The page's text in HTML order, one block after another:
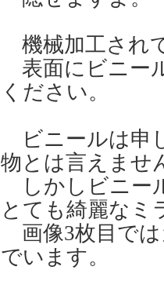
機械加工され
表面にビニー
ください。
ビニールは申
物とは言えませ
しかしビニー
とても綺麗なミ
画像3枚目では
でいます。